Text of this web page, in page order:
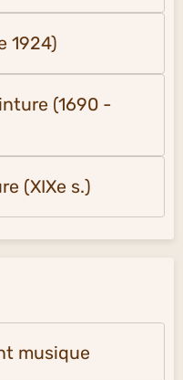
1924)
(1690 -
(XIXe s.)
musique